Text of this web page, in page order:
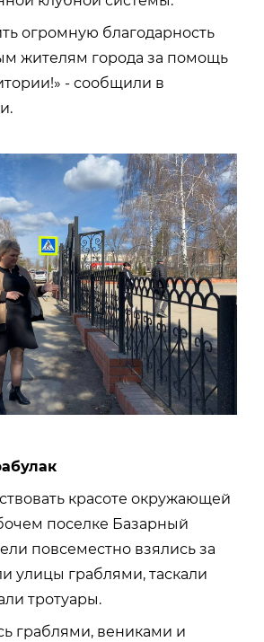
огромную благодарность
жителям города за помощь
- сообщили в
красоте окружающей
поселке Базарный
повсеместно взялись за
улицы граблями, таскали
тротуары.
граблями, вениками и